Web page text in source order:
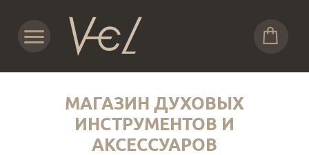
МАГАЗИН ДУХОВЫХ
ИНСТРУМЕНТОВ И
АКСЕССУАРОВ